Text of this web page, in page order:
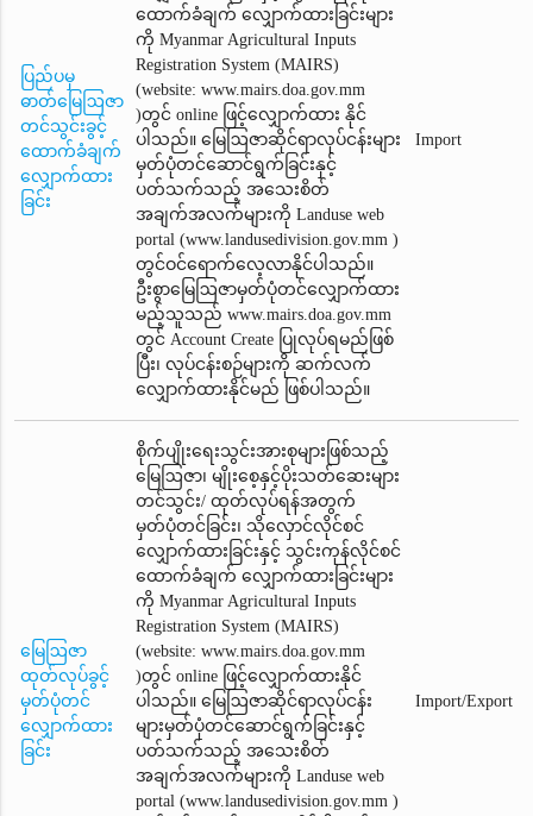
ပြည်ပမှ
ဓာတ်မြေဩဇာ
တင်သွင်းခွင့်
ထောက်ခံချက်
လျှောက်ထား
ခြင်း
ထောက်ခံချက်‌ လျှောက်ထားခြင်းများ
ကို Myanmar Agricultural Inputs
Registration System (MAIRS)
(website: www.mairs.doa.gov.mm
)တွင် online ဖြင့်လျှောက်ထား နိုင်
ပါသည်။ မြေဩဇာဆိုင်ရာလုပ်ငန်းများ
မှတ်ပုံတင်ဆောင်ရွက်ခြင်းနှင့်
ပတ်သက်သည့် အသေးစိတ်
အချက်အလက်များကို Landuse web
portal (www.landusedivision.gov.mm )
တွင်ဝင်ရောက်လေ့လာနိုင်ပါသည်။
ဦးစွာမြေဩဇာမှတ်ပုံတင်‌လျှောက်ထား
မည့်သူသည် www.mairs.doa.gov.mm
တွင် Account Create ပြုလုပ်ရမည်ဖြစ်
ပြီး၊ လုပ်ငန်းစဉ်များကို ဆက်လက်
လျှောက်ထားနိုင်မည် ဖြစ်ပါသည်။
Import
မြေဩဇာ
ထုတ်လုပ်ခွင့်
မှတ်ပုံတင်
လျှောက်ထား
ခြင်း
စိုက်ပျိုးရေးသွင်းအားစုများဖြစ်သည့်
မြေဩဇာ၊ မျိုးစေ့နှင့်ပိုးသတ်ဆေးများ
တင်သွင်း/ ထုတ်လုပ်ရန်အတွက်
မှတ်ပုံတင်ခြင်း၊ သိုလှောင်လိုင်စင်
လျှောက်ထားခြင်းနှင့် သွင်းကုန်လိုင်စင်
ထောက်ခံချက်‌ လျှောက်ထားခြင်းများ
ကို Myanmar Agricultural Inputs
Registration System (MAIRS)
(website: www.mairs.doa.gov.mm
)တွင် online ဖြင့်လျှောက်ထားနိုင်
ပါသည်။ မြေဩဇာဆိုင်ရာလုပ်ငန်း
များမှတ်ပုံတင်ဆောင်ရွက်ခြင်းနှင့်
ပတ်သက်သည့် အသေးစိတ်
အချက်အလက်များကို Landuse web
portal (www.landusedivision.gov.mm )
Import/Export